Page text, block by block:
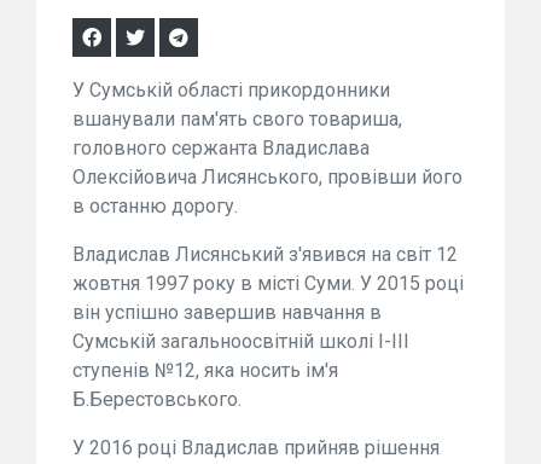
У Сумській області прикордонники
вшанували пам'ять свого товариша,
головного сержанта Владислава
Олексійовича Лисянського, провівши його
в останню дорогу.
Владислав Лисянський з'явився на світ 12
жовтня 1997 року в місті Суми. У 2015 році
він успішно завершив навчання в
Сумській загальноосвітній школі І-ІІІ
ступенів №12, яка носить ім'я
Б.Берестовського.
У 2016 році Владислав прийняв рішення